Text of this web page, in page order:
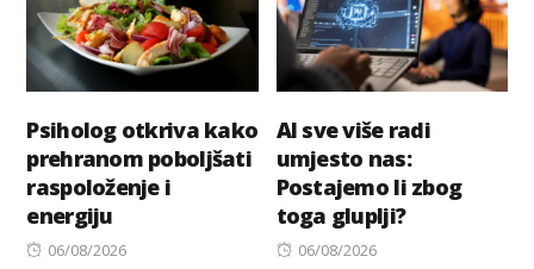
Psiholog otkriva kako
prehranom poboljšati
raspoloženje i
energiju
Posted
06/08/2026
AI sve više radi
umjesto nas:
Postajemo li zbog
toga gluplji?
Posted
06/08/2026